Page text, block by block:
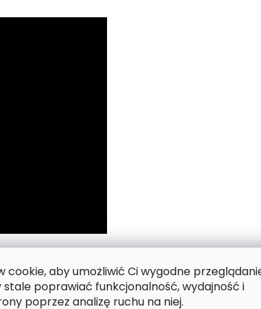
cookie, aby umożliwić Ci wygodne
poprawiać funkcjonalność, wydajność i
poprzez analizę ruchu na niej.